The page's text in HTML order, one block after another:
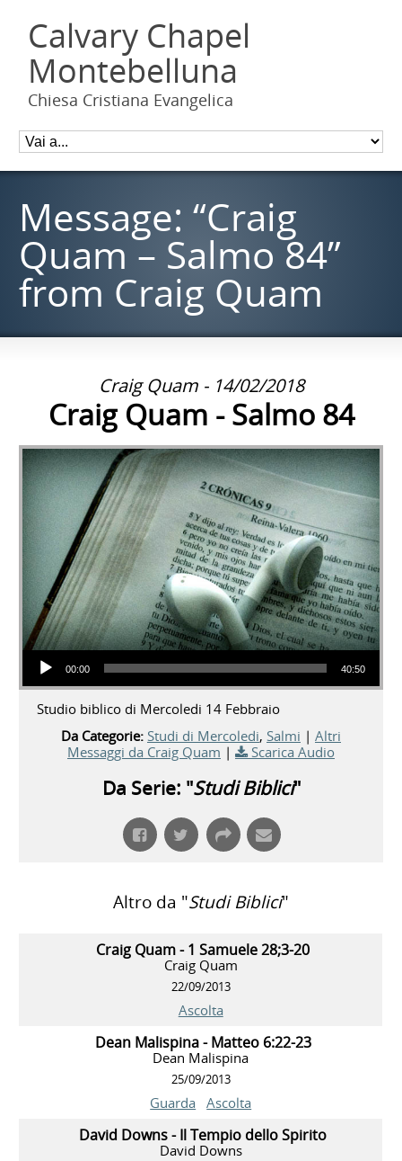
Calvary Chapel
Montebelluna
Chiesa Cristiana Evangelica
Message: “Craig
Quam – Salmo 84”
from Craig Quam
Craig Quam - 14/02/2018
Craig Quam - Salmo 84
Audio Player
00:00 40:50
Studio biblico di Mercoledi 14 Febbraio
Da Categorie: Studi di Mercoledi, Salmi | Altri
Messaggi da Craig Quam | Scarica Audio
Da Serie: "Studi Biblici"
Altro da "Studi Biblici"
Craig Quam - 1 Samuele 28;3-20
Craig Quam
22/09/2013
Ascolta
Dean Malispina - Matteo 6:22-23
Dean Malispina
25/09/2013
Guarda Ascolta
David Downs - Il Tempio dello Spirito
David Downs